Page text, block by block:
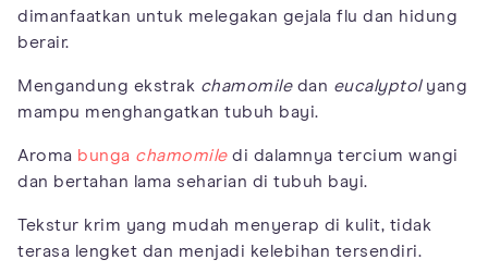
dimanfaatkan untuk melegakan gejala flu dan hidung
berair.
Mengandung ekstrak chamomiledan eucalyptolyang
mampu menghangatkan tubuh bayi.
Aroma bunga chamomiledi dalamnya tercium wangi
dan bertahan lama seharian di tubuh bayi.
Tekstur krim yang mudah menyerap di kulit, tidak
terasa lengket dan menjadi kelebihan tersendiri.